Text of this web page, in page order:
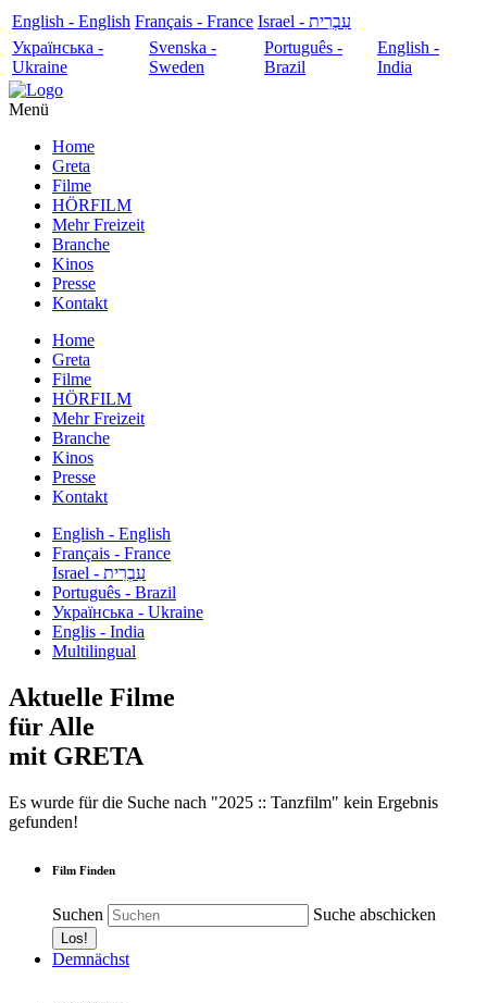
English - English Français - France
עִבְרִית - Israel
Українська -
Ukraine
Svenska -
Sweden
Português -
Brazil
English -
India
Menü
Home
Greta
Filme
HÖRFILM
Mehr Freizeit
Branche
Kinos
Presse
Kontakt
Home
Greta
Filme
HÖRFILM
Mehr Freizeit
Branche
Kinos
Presse
Kontakt
English - English
Français - France
עִבְרִית - Israel
Português - Brazil
Українська - Ukraine
Englis - India
Multilingual
Aktuelle Filme
für Alle
mit GRETA
Es wurde für die Suche nach "2025 :: Tanzfilm" kein Ergebnis
gefunden!
Film Finden
Suchen Suche abschicken
Demnächst